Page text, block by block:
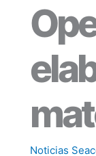
Noticias